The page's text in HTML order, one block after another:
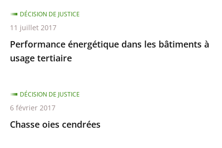
Performance énergétique dans les bâtiments à
usage tertiaire
DÉCISION DE JUSTICE
11 juillet 2017
Chasse oies cendrées
DÉCISION DE JUSTICE
6 février 2017